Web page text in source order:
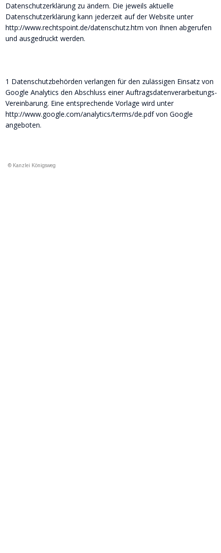
© Kanzlei Königsweg
Datenschutzerklärung zu ändern. Die jeweils aktuelle
Datenschutzerklärung kann jederzeit auf der Website unter
http://www.rechtspoint.de/datenschutz.htm von Ihnen abgerufen
und ausgedruckt werden.
1 Datenschutzbehörden verlangen für den zulässigen Einsatz von
Google Analytics den Abschluss einer Auftragsdatenverarbeitungs-
Vereinbarung. Eine entsprechende Vorlage wird unter
http://www.google.com/analytics/terms/de.pdf von Google
angeboten.